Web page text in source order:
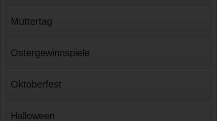
Muttertag
Ostergewinnspiele
Oktoberfest
Halloween